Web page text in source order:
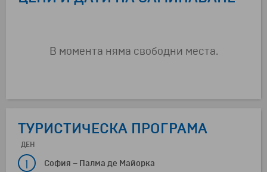
В момента няма свободни места.
ТУРИСТИЧЕСКА ПРОГРАМА
ДЕН
1 София – Палма де Майорка